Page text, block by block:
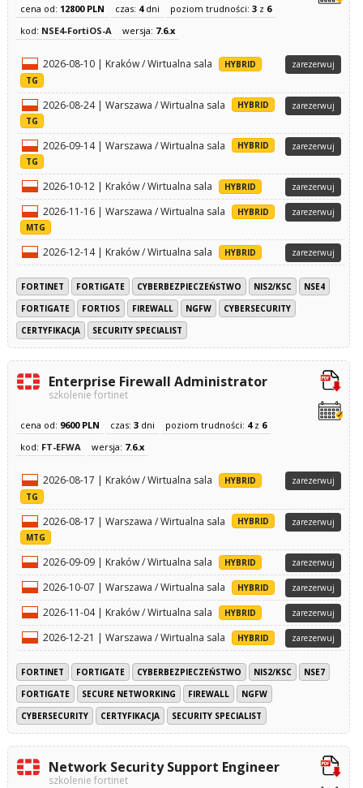
cena od: 12800 PLN czas: 4dni poziom trudności: 3z 6
kod: NSE4-FortiOS-A wersja: 7.6.x
2026-08-10 | Kraków / Wirtualna sala
HYBRID
TG
zarezerwuj
2026-08-24 | Warszawa / Wirtualna sala
HYBRID
TG
zarezerwuj
2026-09-14 | Warszawa / Wirtualna sala
HYBRID
TG
zarezerwuj
2026-10-12 | Kraków / Wirtualna sala HYBRID zarezerwuj
2026-11-16 | Warszawa / Wirtualna sala
HYBRID
MTG
zarezerwuj
2026-12-14 | Kraków / Wirtualna sala HYBRID zarezerwuj
FORTINET FORTIGATE CYBERBEZPIECZEŃSTWO NIS2/KSC
NSE4
FORTIGATE
FORTIOS FIREWALL NGFW
CYBERSECURITY
CERTYFIKACJA
SECURITY SPECIALIST
Enterprise Firewall Administrator
szkolenie fortinet
cena od: 9600 PLN czas: 3dni poziom trudności: 4z 6
kod: FT-EFWA wersja: 7.6.x
2026-08-17 | Kraków / Wirtualna sala
HYBRID
TG
zarezerwuj
2026-08-17 | Warszawa / Wirtualna sala
HYBRID
MTG
zarezerwuj
2026-09-09 | Kraków / Wirtualna sala HYBRID zarezerwuj
2026-10-07 | Warszawa / Wirtualna sala HYBRID zarezerwuj
2026-11-04 | Kraków / Wirtualna sala HYBRID zarezerwuj
2026-12-21 | Warszawa / Wirtualna sala HYBRID zarezerwuj
FORTINET FORTIGATE CYBERBEZPIECZEŃSTWO NIS2/KSC
NSE7
FORTIGATE
SECURE NETWORKING FIREWALL
NGFW
CYBERSECURITY
CERTYFIKACJA SECURITY SPECIALIST
Network Security Support Engineer
szkolenie fortinet